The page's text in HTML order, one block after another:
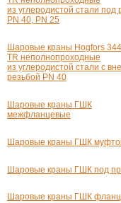
из углеродистой стали под
PN 40, PN 25
Шаровые краны Hogfors
TR неполнопроходные
из углеродистой стали с
резьбой PN 40
Шаровые краны ГШК
межфланцевые
Шаровые краны ГШК
Шаровые краны ГШК под
Шаровые краны ГШК